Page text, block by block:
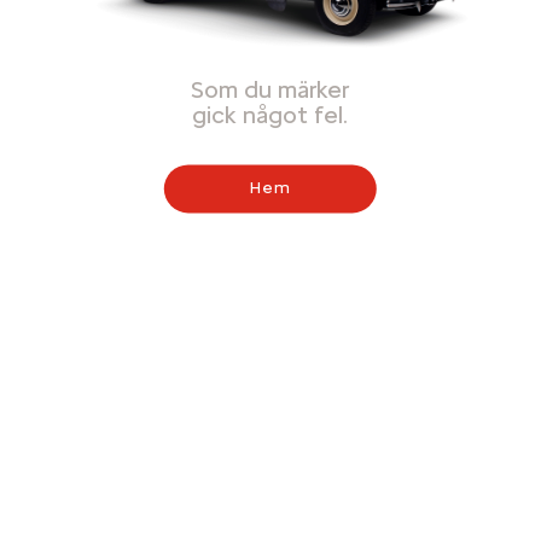
Som du märker
gick något fel.
Hem